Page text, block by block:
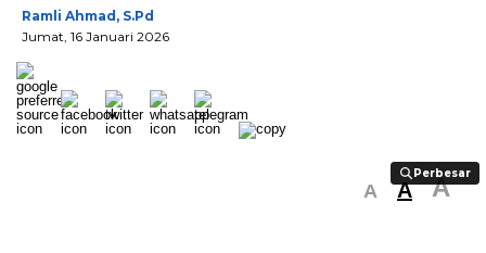
Ramli Ahmad, S.Pd
Jumat, 16 Januari 2026
Perbesar
Perbesar
A A A